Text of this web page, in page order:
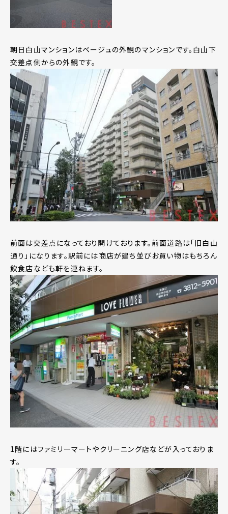
朝日白山マンションはベージュの外観のマンションです。白山下
交差点側からの外観です。
前面は交差点になっており開けております。前面道路は「旧白山
通り」になります。駅前には商店が建ち並びお買い物はもちろん
飲食店なども軒を連ねます。
1階にはファミリーマートやクリーニング店などが入っておりま
す。